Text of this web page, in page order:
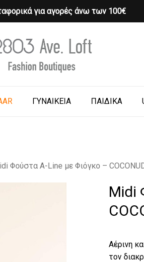
για αγορές άνω των 100€
ΓΥΝΑΙΚΕΙΑ ΠΑΙΔΙΚΑ
Cart
Φούστα A-Line με Φιόγκο –
Midi
Αέρινη
τον